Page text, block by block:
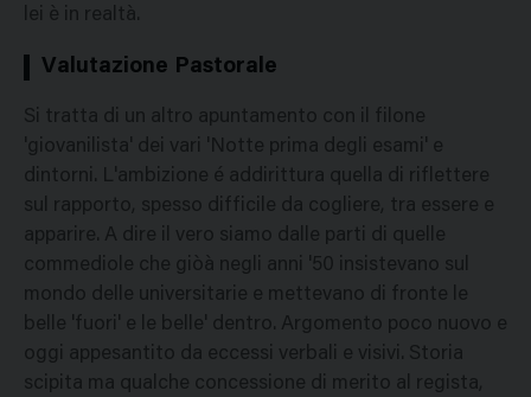
lei è in realtà.
Valutazione Pastorale
Si tratta di un altro apuntamento con il filone
'giovanilista' dei vari 'Notte prima degli esami' e
dintorni. L'ambizione é addirittura quella di riflettere
sul rapporto, spesso difficile da cogliere, tra essere e
apparire. A dire il vero siamo dalle parti di quelle
commediole che giòà negli anni '50 insistevano sul
mondo delle universitarie e mettevano di fronte le
belle 'fuori' e le belle' dentro. Argomento poco nuovo e
oggi appesantito da eccessi verbali e visivi. Storia
scipita ma qualche concessione di merito al regista,